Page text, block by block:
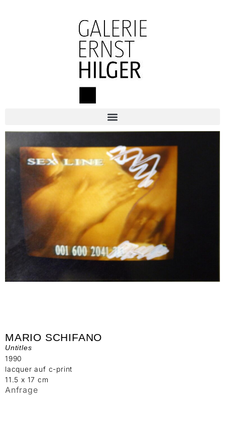
MARIO SCHIFANO
Untitles
1990
lacquer auf c-print
11.5 x 17 cm
Anfrage